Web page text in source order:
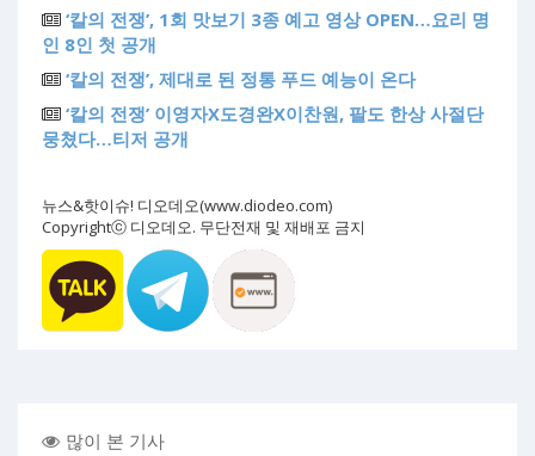
‘칼의 전쟁’, 1회 맛보기 3종 예고 영상 OPEN…요리 명
인 8인 첫 공개
‘칼의 전쟁’, 제대로 된 정통 푸드 예능이 온다
‘칼의 전쟁’ 이영자X도경완X이찬원, 팔도 한상 사절단
뭉쳤다…티저 공개
뉴스&핫이슈! 디오데오(www.diodeo.com)
Copyrightⓒ 디오데오. 무단전재 및 재배포 금지
많이 본 기사